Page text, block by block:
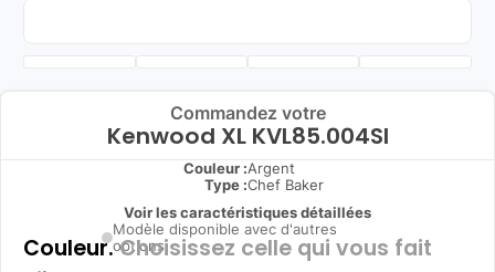
Commandez votre
Kenwood XL KVL85.004SI
Couleur :Argent
Type :Chef Baker
Voir les caractéristiques détaillées
Modèle disponible avec d'autres
options
Couleur.Choisissez celle qui vous fait